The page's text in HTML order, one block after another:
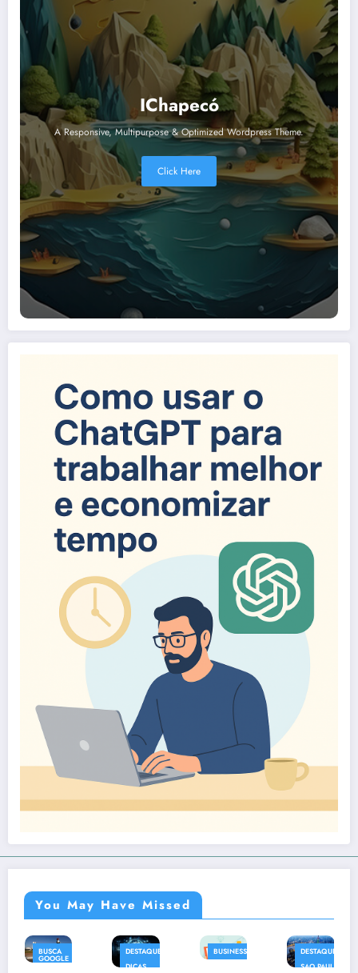
IChapecó
A Responsive, Multipurpose & Optimized Wordpress Theme.
Click Here
You May Have Missed
DESTAQUES
BUSINESS
DINHEIRO
DESTAQUES
DESTAQUES
IMAGENS